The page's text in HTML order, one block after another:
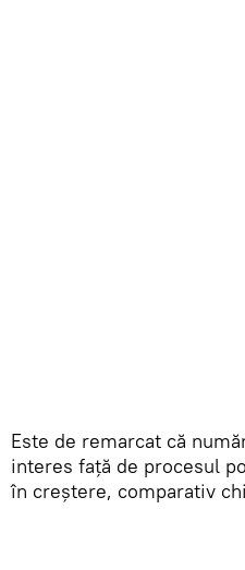
Este de remarcat că
interes față de procesul
în creștere, comparativ